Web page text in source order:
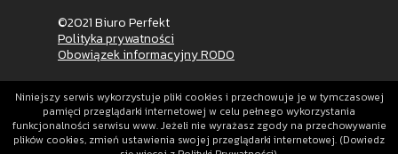
©2021 Biuro Perfekt
Polityka prywatności
Obowiązek informacyjny RODO
Niniejszy serwis wykorzystuje pliki cookies i przechowuje je w tymczasowej
pamięci przeglądarki internetowej w celu pełnego wykorzystania
funkcjonalności serwisu www. Jeżeli nie wyrażasz zgody na przechowywanie
plików cookies, zmień ustawienia swojej przeglądarki internetowej. (Dowiedz